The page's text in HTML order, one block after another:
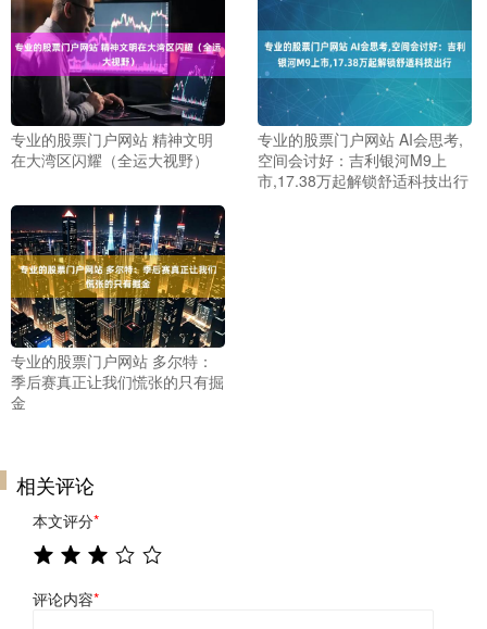
专业的股票门户网站 精神文明
在大湾区闪耀（全运大视野）
专业的股票门户网站 AI会思考,
空间会讨好：吉利银河M9上
市,17.38万起解锁舒适科技出行
专业的股票门户网站 多尔特：
季后赛真正让我们慌张的只有掘
金
相关评论
本文评分*
评论内容*